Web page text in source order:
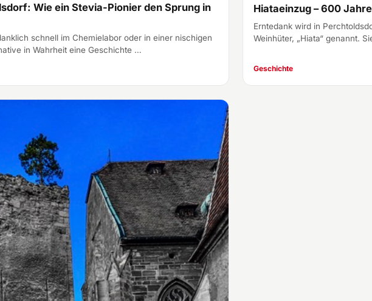
Wie ein Stevia-Pionier den Sprung in
schnell im Chemielabor oder in einer nischigen
in Wahrheit eine Geschichte …
Hiataeinzug – 600
Erntedank wird in
Weinhüter, „Hiata“ genannt.
Geschichte